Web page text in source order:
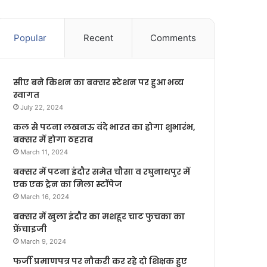
Popular Recent Comments
सीए बने किशन का बक्सर स्टेशन पर हुआ भव्य
स्वागत
July 22, 2024
कल से पटना लखनऊ वंदे भारत का होगा शुभारंभ,
बक्सर में होगा ठहराव
March 11, 2024
बक्सर में पटना इंदौर समेत चौसा व रघुनाथपुर में
एक एक ट्रेन का मिला स्टॉपेज
March 16, 2024
बक्सर में खुला इंदौर का मशहूर चाट फुचका का
फ्रेंचाइजी
March 9, 2024
फर्जी प्रमाणपत्र पर नौकरी कर रहे दो शिक्षक हुए